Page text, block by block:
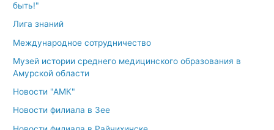
быть!"
Лига знаний
Международное сотрудничество
Музей истории среднего медицинского образования в
Амурской области
Новости "АМК"
Новости филиала в Зее